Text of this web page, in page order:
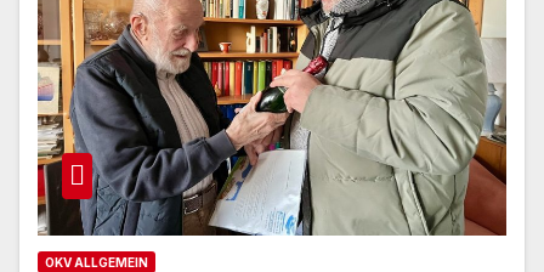
OKV ALLGEMEIN